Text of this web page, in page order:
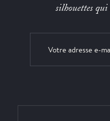
silhouettes